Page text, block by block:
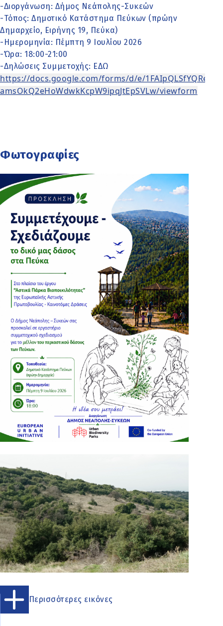
-Διοργάνωση: Δήμος Νεάπολης-Συκεών
-Τόπος: Δημοτικό Κατάστημα Πεύκων (πρώην
Δημαρχείο, Ειρήνης 19, Πεύκα)
-Ημερομηνία: Πέμπτη 9 Ιουλίου 2026
-Ώρα: 18:00-21:00
-Δηλώσεις Συμμετοχής: ΕΔΩ
https://docs.google.com/forms/d/e/
amsOkQ2eHoWdwkKcpW9ipqJtEpSVLw/viewform
Φωτογραφίες
Περισσότερες εικόνες